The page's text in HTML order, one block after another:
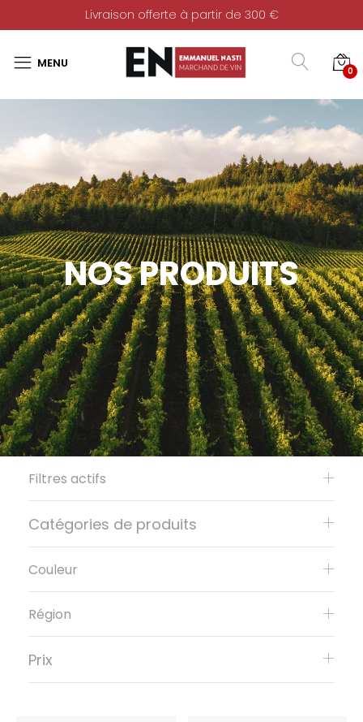
Livraison offerte à partir de 300 €
0
NOS PRODUITS
Filtres actifs
Catégories de produits
Couleur
Région
Prix